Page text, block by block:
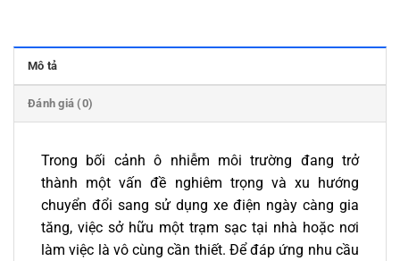
Mô tả
Đánh giá (0)
Trong bối cảnh ô nhiễm môi trường đang trở
thành một vấn đề nghiêm trọng và xu hướng
chuyển đổi sang sử dụng xe điện ngày càng gia
tăng, việc sở hữu một trạm sạc tại nhà hoặc nơi
làm việc là vô cùng cần thiết. Để đáp ứng nhu cầu